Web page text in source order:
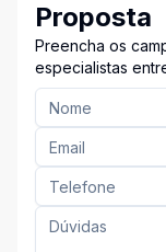
Proposta
Preencha os
especialistas